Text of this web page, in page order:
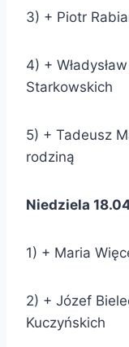
3) + Piotr
4) +
Starkowskich
5) + Tadeusz
rodziną
Niedziela
1) + Maria
2) + Józef
Kuczyńskich